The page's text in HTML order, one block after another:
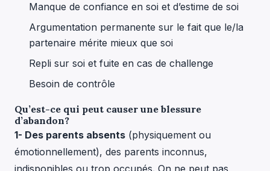
Manque de confiance en soi et d’estime de soi
Argumentation permanente sur le fait que le/la
partenaire mérite mieux que soi
Repli sur soi et fuite en cas de challenge
Besoin de contrôle
Qu’est-ce qui peut causer une blessure
d’abandon?
1- Des parents absents (physiquement ou
émotionnellement), des parents inconnus,
indisponibles ou trop occupés. On ne peut pas